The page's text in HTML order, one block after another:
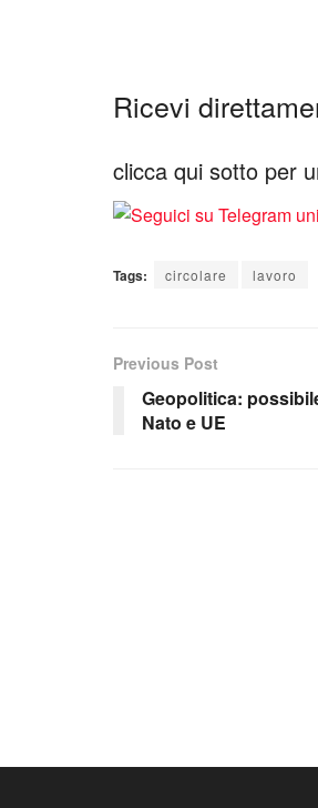
Ricevi
clicca qui sotto per
Tags: circolare lavoro
Previous Post
Geopolitica:
Nato e UE